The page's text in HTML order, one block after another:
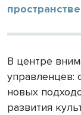
В центре
управленцев:
новых
развития